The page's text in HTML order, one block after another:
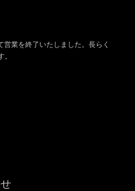
業を終了いたしました。長らく